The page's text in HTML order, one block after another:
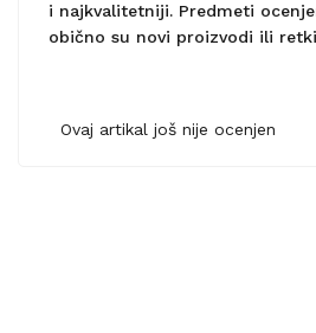
i najkvalitetniji. Predmeti
obično su novi proizvodi ili
Ovaj artikal još nije ocenjen